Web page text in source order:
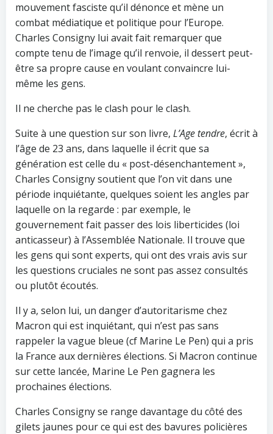
mouvement fasciste qu’il dénonce et mène un
combat médiatique et politique pour l’Europe.
Charles Consigny lui avait fait remarquer que
compte tenu de l’image qu’il renvoie, il dessert peut-
être sa propre cause en voulant convaincre lui-
même les gens.
Il ne cherche pas le clash pour le clash.
Suite à une question sur son livre, L’Age tendre, écrit à
l’âge de 23 ans, dans laquelle il écrit que sa
génération est celle du « post-désenchantement »,
Charles Consigny soutient que l’on vit dans une
période inquiétante, quelques soient les angles par
laquelle on la regarde : par exemple, le
gouvernement fait passer des lois liberticides (loi
anticasseur) à l’Assemblée Nationale. Il trouve que
les gens qui sont experts, qui ont des vrais avis sur
les questions cruciales ne sont pas assez consultés
ou plutôt écoutés.
Il y a, selon lui, un danger d’autoritarisme chez
Macron qui est inquiétant, qui n’est pas sans
rappeler la vague bleue (cf Marine Le Pen) qui a pris
la France aux dernières élections. Si Macron continue
sur cette lancée, Marine Le Pen gagnera les
prochaines élections.
Charles Consigny se range davantage du côté des
gilets jaunes pour ce qui est des bavures policières